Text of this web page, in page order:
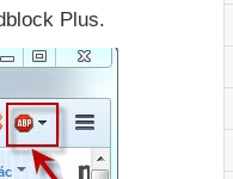
Plus.